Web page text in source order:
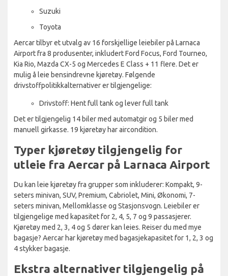
Suzuki
Toyota
Aercar tilbyr et utvalg av 16 forskjellige leiebiler på Larnaca
Airport fra 8 produsenter, inkludert Ford Focus, Ford Tourneo,
Kia Rio, Mazda CX-5 og Mercedes E Class + 11 flere. Det er
mulig å leie bensindrevne kjøretøy. Følgende
drivstoffpolitikkalternativer er tilgjengelige:
Drivstoff: Hent full tank og lever full tank
Det er tilgjengelig 14 biler med automatgir og 5 biler med
manuell girkasse. 19 kjøretøy har aircondition.
Typer kjøretøy tilgjengelig for
utleie fra Aercar på Larnaca Airport
Du kan leie kjøretøy fra grupper som inkluderer: Kompakt, 9-
seters minivan, SUV, Premium, Cabriolet, Mini, Økonomi, 7-
seters minivan, Mellomklasse og Stasjonsvogn. Leiebiler er
tilgjengelige med kapasitet for 2, 4, 5, 7 og 9 passasjerer.
Kjøretøy med 2, 3, 4 og 5 dører kan leies. Reiser du med mye
bagasje? Aercar har kjøretøy med bagasjekapasitet for 1, 2, 3 og
4 stykker bagasje.
Ekstra alternativer tilgjengelig på